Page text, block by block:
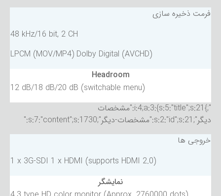
فرمت ذخیره سازی
48 kHz/16 bit, 2 CH
LPCM (MOV/MP4) Dolby Digital (AVCHD)
Headroom
12 dB/18 dB/20 dB (switchable menu)
";}i:4;a:3:{s:5:"title";s:21:"مشخصات
دیگر";s:2:"id";s:21:"مشخصات-دیگر";s:7:"content";s:1730:"
خروجی ها
1 x 3G-SDI 1 x HDMI (supports HDMI 2.0)
نمایشگر